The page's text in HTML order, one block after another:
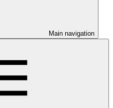
Main navigation